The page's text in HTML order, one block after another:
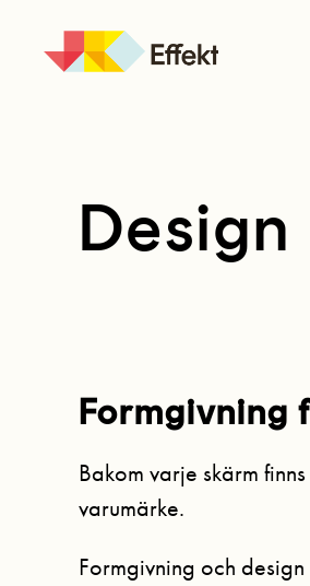
Design
Formgivning
Bakom varje skärm
varumärke.
Formgivning och